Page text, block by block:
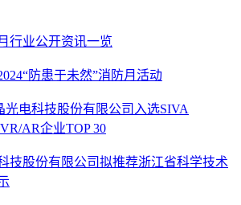
行业公开资讯一览
防患于未然”消防月活动
光电科技股份有限公司入选SIVA
AR企业TOP 30
技股份有限公司拟推荐浙江省科学技术